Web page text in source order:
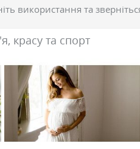
використання та
красу та спорт